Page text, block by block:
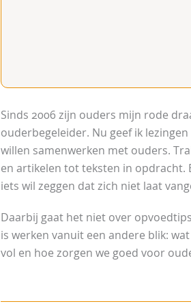
Sinds 2006 zijn ouders mijn rode
ouderbegeleider. Nu geef ik
willen samenwerken met ouders.
en artikelen tot teksten in opdracht.
iets wil zeggen dat zich niet laat
Daarbij gaat het niet over
is werken vanuit een andere blik:
vol en hoe zorgen we goed voor